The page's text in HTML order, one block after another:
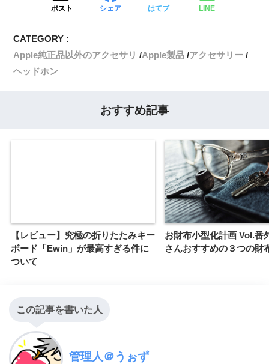
ポスト シェア はてブ LINE
CATEGORY :
Apple純正品以外のアクセサリ
Apple製品 アクセサリー
ヘッドホン
おすすめ記事
【レビュー】究極の折りたたみキー
ボード「Ewin」が最高すぎる件に
ついて
お財布小型化計画 Vol.番
さんおすすめの３つの財
この記事を書いた人
管理人＠うぉず